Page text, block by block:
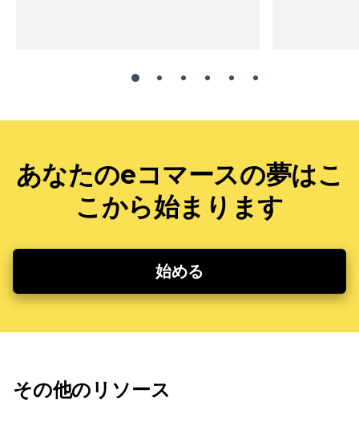
あなたのeコマースの夢はこ
こから始まります
始める
その他のリソース